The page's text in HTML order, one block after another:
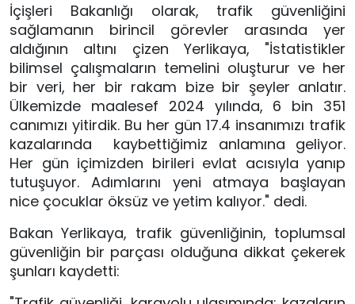
İçişleri Bakanlığı olarak, trafik güvenliğini
sağlamanın birincil görevler arasında yer
aldığının altını çizen Yerlikaya, "İstatistikler
bilimsel çalışmaların temelini oluşturur ve her
bir veri, her bir rakam bize bir şeyler anlatır.
Ülkemizde maalesef 2024 yılında, 6 bin 351
canımızı yitirdik. Bu her gün 17.4 insanımızı trafik
kazalarında kaybettiğimiz anlamına geliyor.
Her gün içimizden birileri evlat acısıyla yanıp
tutuşuyor. Adımlarını yeni atmaya başlayan
nice çocuklar öksüz ve yetim kalıyor." dedi.
Bakan Yerlikaya, trafik güvenliğinin, toplumsal
güvenliğin bir parçası olduğuna dikkat çekerek
şunları kaydetti: